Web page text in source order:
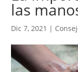
las
Dic 7, 2021 |